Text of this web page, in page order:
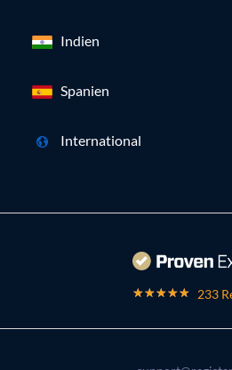
Indien
Spanien
International
233